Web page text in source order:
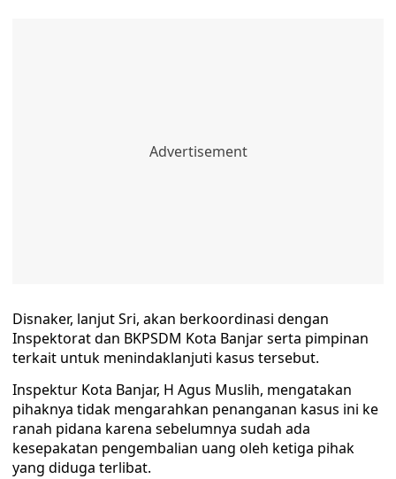
Disnaker, lanjut Sri, akan berkoordinasi dengan
Inspektorat dan BKPSDM Kota Banjar serta pimpinan
terkait untuk menindaklanjuti kasus tersebut.
Inspektur Kota Banjar, H Agus Muslih, mengatakan
pihaknya tidak mengarahkan penanganan kasus ini ke
ranah pidana karena sebelumnya sudah ada
kesepakatan pengembalian uang oleh ketiga pihak
yang diduga terlibat.